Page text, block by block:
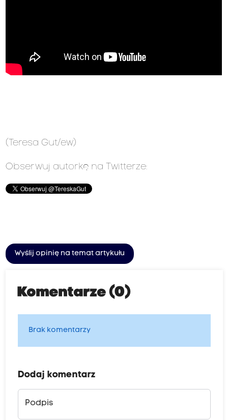
(Teresa Gut/ew)
Obserwuj autorkę na Twitterze:
Wyślij opinię na temat artykułu
Komentarze (0)
Brak komentarzy
Dodaj komentarz
Podpis